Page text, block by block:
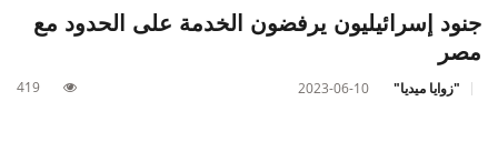
جنود إسرائيليون يرفضون الخدمة على الحدود مع
مصر
"زوايا ميديا" 2023-06-10
419